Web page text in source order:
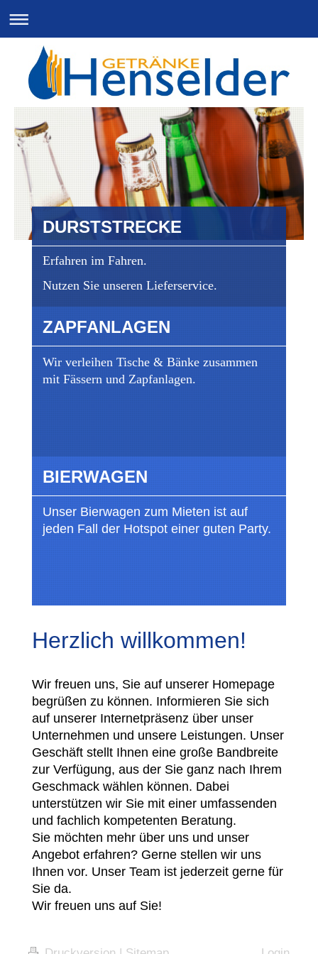
DURSTSTRECKE
Erfahren im Fahren.
Nutzen Sie unseren Lieferservice.
ZAPFANLAGEN
Wir verleihen Tische & Bänke zusammen
mit Fässern und Zapfanlagen.
BIERWAGEN
Unser Bierwagen zum Mieten ist auf
jeden Fall der Hotspot einer guten Party.
Herzlich willkommen!
Wir freuen uns, Sie auf unserer Homepage
begrüßen zu können. Informieren Sie sich
auf unserer Internetpräsenz über unser
Unternehmen und unsere Leistungen. Unser
Geschäft stellt Ihnen eine große Bandbreite
zur Verfügung, aus der Sie ganz nach Ihrem
Geschmack wählen können. Dabei
unterstützen wir Sie mit einer umfassenden
und fachlich kompetenten Beratung.
Sie möchten mehr über uns und unser
Angebot erfahren? Gerne stellen wir uns
Ihnen vor. Unser Team ist jederzeit gerne für
Sie da.
Wir freuen uns auf Sie!